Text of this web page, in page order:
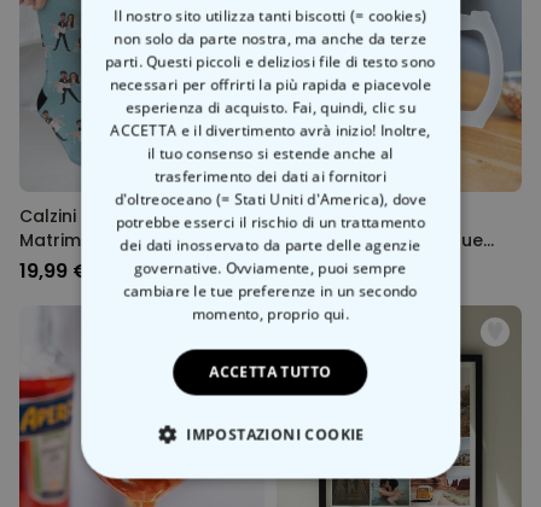
Calzini Personalizzati per
Matrimonio con 2 Visi
19,99 €
Boccale da Birra
Personalizzato con due
Volti e Logo
19,99 €
Il nostro sito utilizza tanti biscotti (= cookies)
non solo da parte nostra, ma anche da terze
parti. Questi piccoli e deliziosi file di testo sono
necessari per offrirti la più rapida e piacevole
esperienza di acquisto. Fai, quindi, clic su
ACCETTA e il divertimento avrà inizio! Inoltre,
il tuo consenso si estende anche al
trasferimento dei dati ai fornitori
d'oltreoceano (= Stati Uniti d'America), dove
potrebbe esserci il rischio di un trattamento
dei dati inosservato da parte delle agenzie
governative. Ovviamente, puoi sempre
cambiare le tue preferenze in un secondo
momento, proprio qui.
ACCETTA TUTTO
IMPOSTAZIONI COOKIE
STRETTAMENTE NECESSARIO